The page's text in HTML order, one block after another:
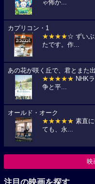
ゃ怖か...
カプリコン・1
★★★★☆ ずいぶ
たです。作...
あの花が咲く丘で、君とまた
★★★★★ NHK
争と平...
オールド・オーク
★★★★★ 素直
ても、永...
映